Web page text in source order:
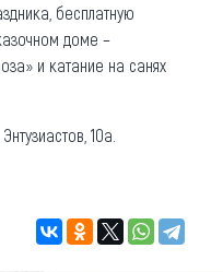
бесплатную
доме –
и катание на санях
10а.